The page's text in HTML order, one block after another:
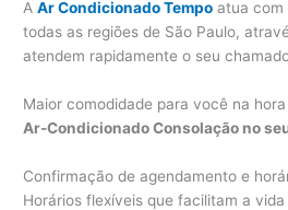
AAr Condicionado Tempo atua com
todas as regiões de São Paulo,
atendem rapidamente o seu
Maior comodidade para você na
Ar-Condicionado Consolação no
Confirmação de agendamento e
Horários flexíveis que facilitam a